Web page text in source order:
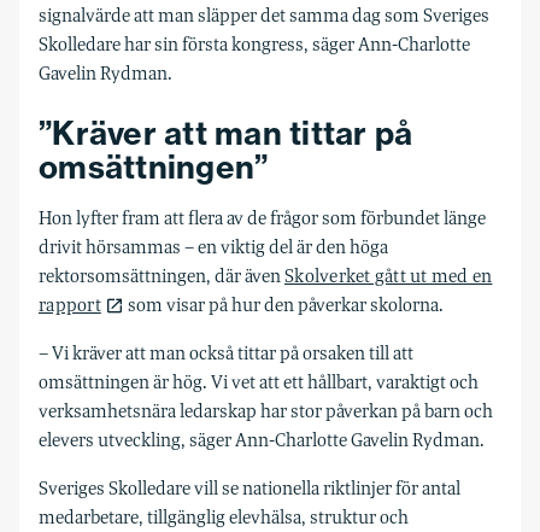
signalvärde att man släpper det samma dag som Sveriges
Skolledare har sin första kongress, säger Ann-Charlotte
Gavelin Rydman.
”Kräver att man tittar på
omsättningen”
Hon lyfter fram att flera av de frågor som förbundet länge
drivit hörsammas ­– en viktig del är den höga
rektorsomsättningen, där ävenSkolverket gått ut med en
rapport
som visar på hur den påverkar skolorna.
– Vi kräver att man också tittar på orsaken till att
omsättningen är hög. Vi vet att ett hållbart, varaktigt och
verksamhetsnära ledarskap har stor påverkan på barn och
elevers utveckling, säger Ann-Charlotte Gavelin Rydman.
Sveriges Skolledare vill se nationella riktlinjer för antal
medarbetare, tillgänglig elevhälsa, struktur och